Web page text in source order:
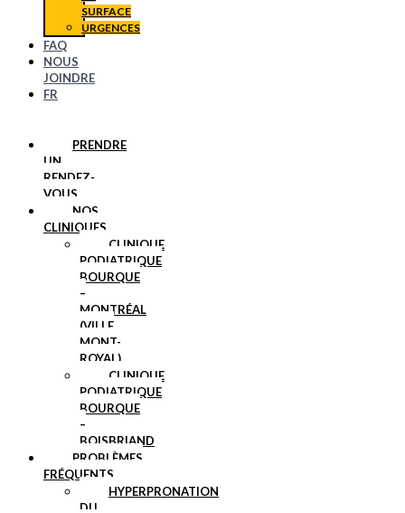
SURFACE
URGENCES
FAQ
NOUS
JOINDRE
FR
PRENDRE
UN
RENDEZ-
VOUS
NOS
CLINIQUES
CLINIQUE
PODIATRIQUE
BOURQUE
–
MONTRÉAL
(VILLE
MONT-
ROYAL)
CLINIQUE
PODIATRIQUE
BOURQUE
–
BOISBRIAND
PROBLÈMES
FRÉQUENTS
HYPERPRONATION
DU